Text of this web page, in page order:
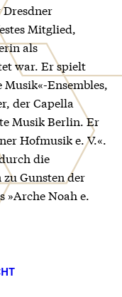
Dresdner
Mitglied,
als
war. Er spielt
Ensembles,
der Capella
Musik Berlin. Er
Hofmusik e. V.«.
die
Gunsten der
»Arche Noah e.